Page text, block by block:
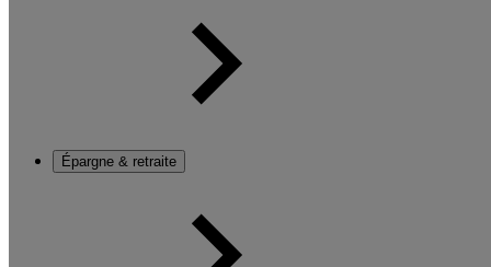
Épargne & retraite